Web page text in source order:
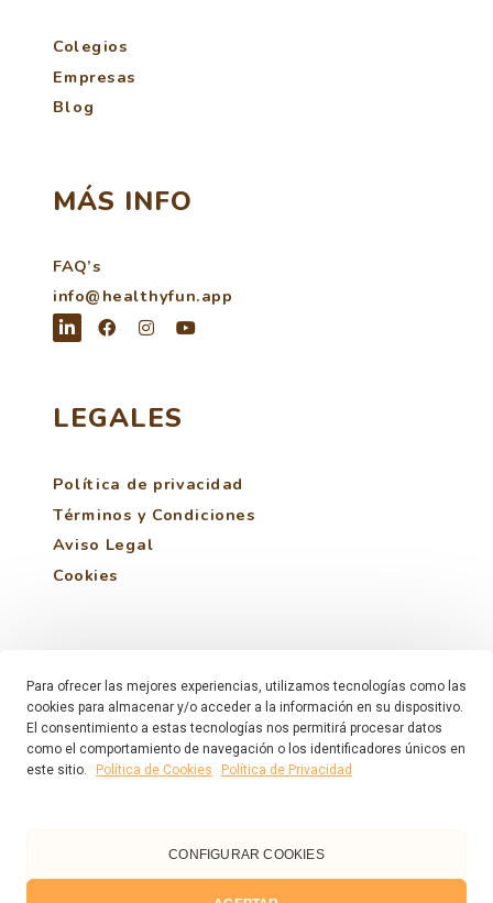
Para ofrecer las mejores experiencias, utilizamos tecnologías como las
cookies para almacenar y/o acceder a la información en su dispositivo.
El consentimiento a estas tecnologías nos permitirá procesar datos
como el comportamiento de navegación o los identificadores únicos en
este sitio.
Política de Cookies Política de Privacidad
CONFIGURAR COOKIES
Colegios
Empresas
Blog
MÁS INFO
FAQ’s
info@healthyfun.app
LEGALES
Política de privacidad
Términos y Condiciones
Aviso Legal
Cookies
Universidades, Ciencia, Innovación y
Cultura